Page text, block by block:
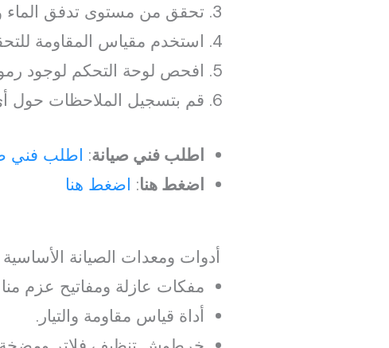
تحقق من مستوى تدفق الماء
استخدم مقياس المقاومة
افحص لوحة التحكم لوجود
قم بتسجيل الملاحظات حول
اطلب فني صيانة: اطلب فني
اضغط هنا: اضغط هنا
أدوات ومعدات الصيانة الأساسية
مفكات عازلة ومفاتيح عزم
أداة قياس مقاومة والتيار.